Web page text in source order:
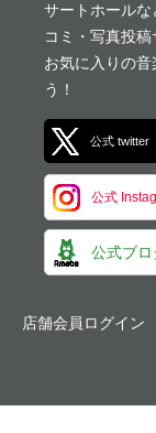
サートホール
コミ・写真投稿
お気に入りの
う！
公式 twitter
公式
公式ブロ
店舗会員ログイン